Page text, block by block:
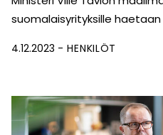
suomalaisyrityksille
4.12.2023 HENKILÖT